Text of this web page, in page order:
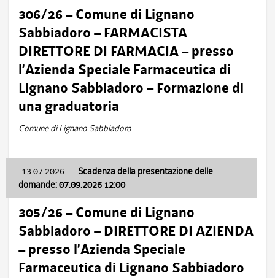
306/26 – Comune di Lignano
Sabbiadoro – FARMACISTA
DIRETTORE DI FARMACIA – presso
l’Azienda Speciale Farmaceutica di
Lignano Sabbiadoro – Formazione di
una graduatoria
Comune di Lignano Sabbiadoro
13.07.2026 - Scadenza della presentazione delle
domande: 07.09.2026 12:00
305/26 – Comune di Lignano
Sabbiadoro – DIRETTORE DI AZIENDA
– presso l’Azienda Speciale
Farmaceutica di Lignano Sabbiadoro